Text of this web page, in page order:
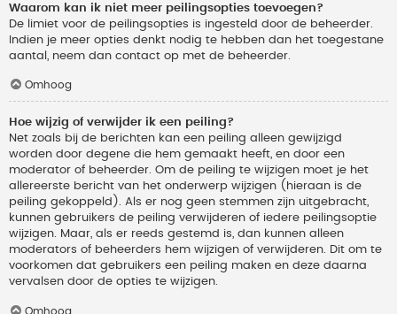
Waarom kan ik niet meer peilingsopties toevoegen?
De limiet voor de peilingsopties is ingesteld door de beheerder.
Indien je meer opties denkt nodig te hebben dan het toegestane
aantal, neem dan contact op met de beheerder.
Omhoog
Hoe wijzig of verwijder ik een peiling?
Net zoals bij de berichten kan een peiling alleen gewijzigd
worden door degene die hem gemaakt heeft, en door een
moderator of beheerder. Om de peiling te wijzigen moet je het
allereerste bericht van het onderwerp wijzigen (hieraan is de
peiling gekoppeld). Als er nog geen stemmen zijn uitgebracht,
kunnen gebruikers de peiling verwijderen of iedere peilingsoptie
wijzigen. Maar, als er reeds gestemd is, dan kunnen alleen
moderators of beheerders hem wijzigen of verwijderen. Dit om te
voorkomen dat gebruikers een peiling maken en deze daarna
vervalsen door de opties te wijzigen.
Omhoog